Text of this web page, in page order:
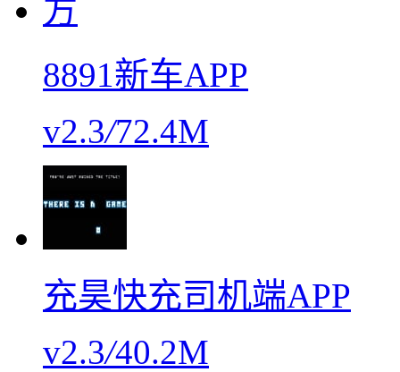
8891新车APP
v2.3/72.4M
充昊快充司机端APP
v2.3/40.2M